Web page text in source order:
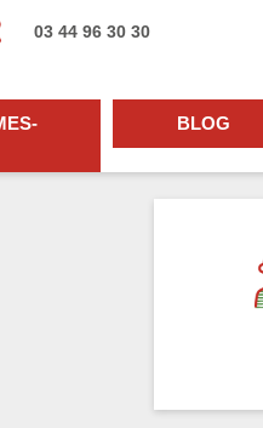
03 44 96 30 30
BLOG